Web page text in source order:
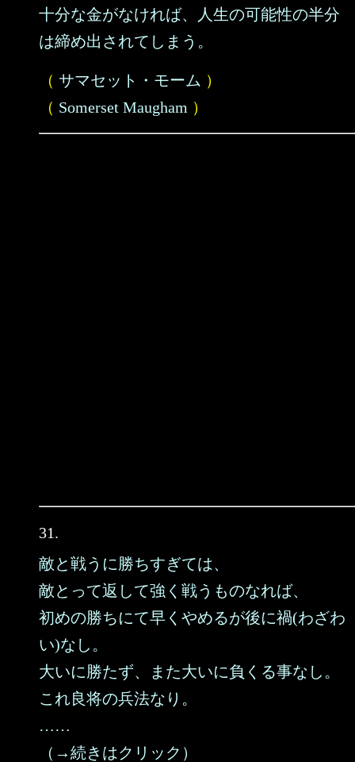
十分な金がなければ、人生の可能性の半分
は締め出されてしまう。
（ サマセット・モーム ）
（ Somerset Maugham ）
31.
敵と戦うに勝ちすぎては、
敵とって返して強く戦うものなれば、
初めの勝ちにて早くやめるが後に禍(わざわ
い)なし。
大いに勝たず、また大いに負くる事なし。
これ良将の兵法なり。
……
（→続きはクリック）